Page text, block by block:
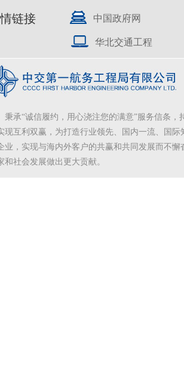
链接 中国政府网
华北交通工程
秉承“诚信履约，用心浇注您的满意”服务信条，
现互利双赢，为打造行业领先、国内一流、国际
业，实现与海内外客户的共赢和共同发展而不懈
和社会发展做出更大贡献。